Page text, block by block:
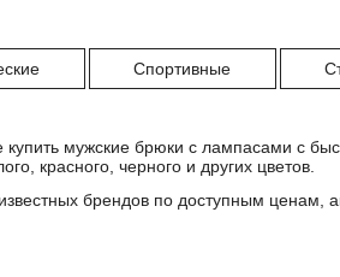
Спортивные
мужские брюки с лампасами с
красного, черного и других цветов.
брендов по доступным ценам,